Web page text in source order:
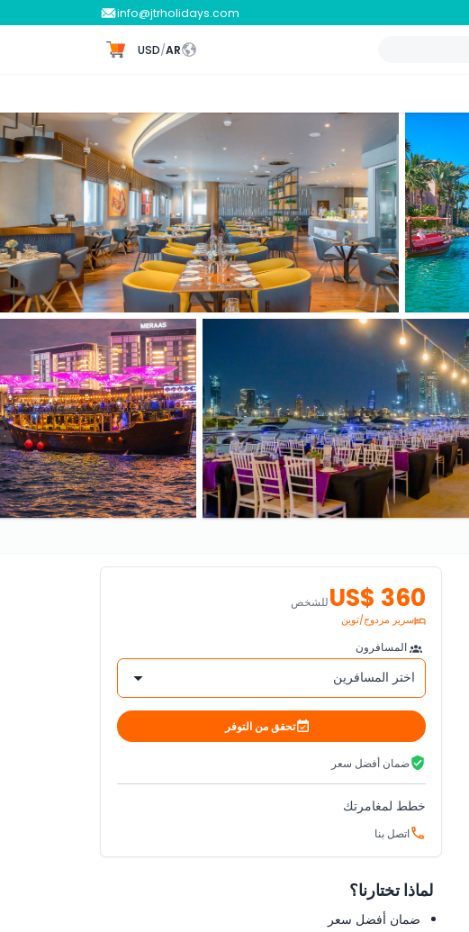
info@jtrholidays.com
AR
/
USD
US$ 360للشخص
سرير مزدوج/توين
المسافرون
اختر المسافرين
تحقق من التوفر
ضمان أفضل سعر
خطط لمغامرتك
اتصل بنا
لماذا تختارنا؟
ضمان أفضل سعر